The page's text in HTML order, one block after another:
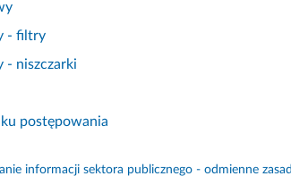
- filtry
- niszczarki
postępowania
informacji sektora publicznego - odmienne